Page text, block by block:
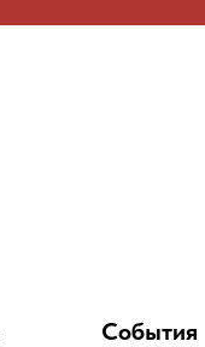
События